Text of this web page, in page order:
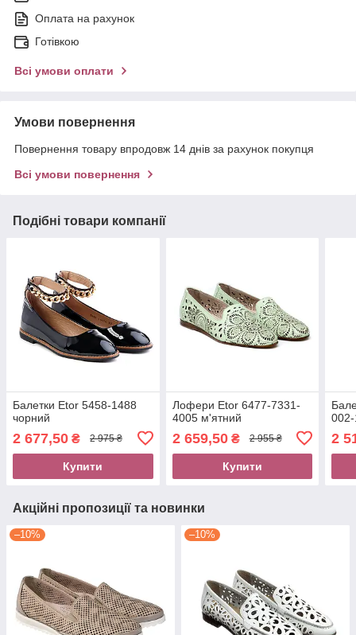
Оплата на рахунок
Готівкою
Всі умови оплати
Умови повернення
Повернення товару впродовж 14 днів за рахунок покупця
Всі умови повернення
Подібні товари компанії
Балетки Etor 5458-1488
чорний
2 677,50 ₴ 2 975 ₴
Купити
Лофери Etor 6477-7331-
4005 м'ятний
2 659,50₴ 2 955 ₴
Купити
2
Акційні пропозиції та новинки
–10% –10%